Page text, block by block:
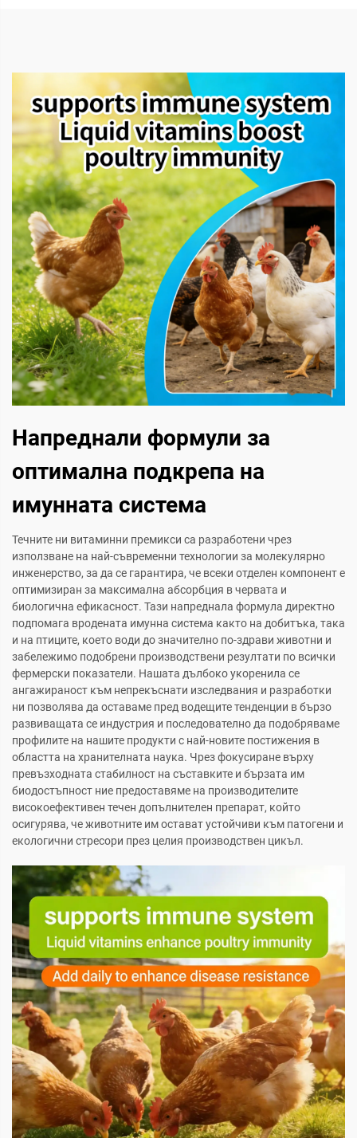
Напреднали формули за
оптимална подкрепа на
имунната система
Течните ни витаминни премикси са разработени чрез
използване на най-съвременни технологии за молекулярно
инженерство, за да се гарантира, че всеки отделен компонент е
оптимизиран за максимална абсорбция в червата и
биологична ефикасност. Тази напреднала формула директно
подпомага вродената имунна система както на добитъка, така
и на птиците, което води до значително по-здрави животни и
забележимо подобрени производствени резултати по всички
фермерски показатели. Нашата дълбоко укоренила се
ангажираност към непрекъснати изследвания и разработки
ни позволява да оставаме пред водещите тенденции в бързо
развиващата се индустрия и последователно да подобряваме
профилите на нашите продукти с най-новите постижения в
областта на хранителната наука. Чрез фокусиране върху
превъзходната стабилност на съставките и бързата им
биодостъпност ние предоставяме на производителите
високоефективен течен допълнителен препарат, който
осигурява, че животните им остават устойчиви към патогени и
екологични стресори през целия производствен цикъл.